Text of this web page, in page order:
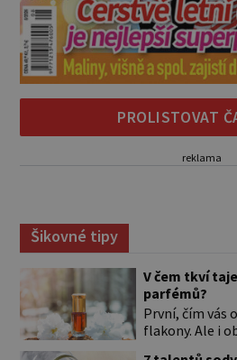
PROLISTOVAT
reklama
Šikovné tipy
V čem tkví
parfémů?
První, čím vás
flakony. Ale i